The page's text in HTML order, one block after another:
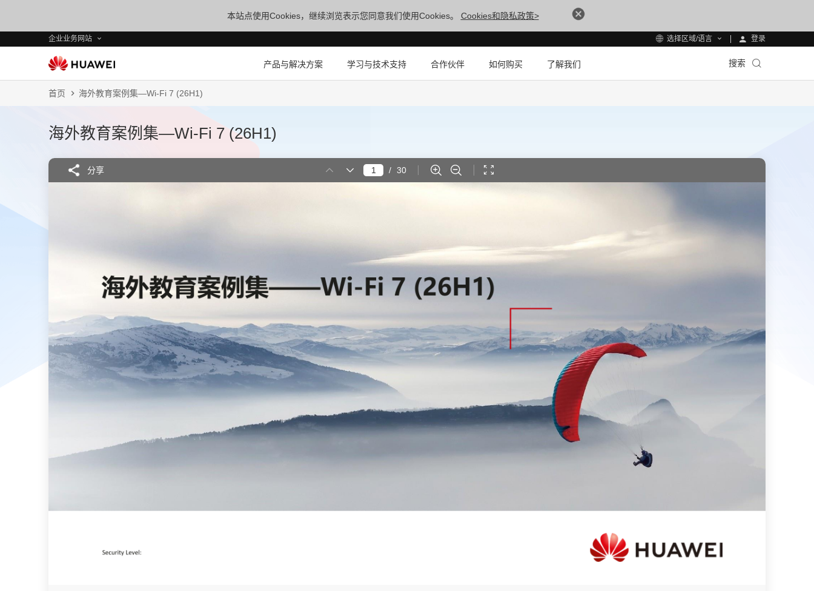
本站点使用Cookies，继续浏览表示您同意我们使用Cookies。 Cookies和隐私政策>
企业业务网站 选择区域/语言 登录
产品与解决方案 学习与技术支持 合作伙伴 如何购买 了解我们 搜索
首页 海外教育案例集—Wi-Fi 7 (26H1)
海外教育案例集—Wi-Fi 7 (26H1)
分享 / 30